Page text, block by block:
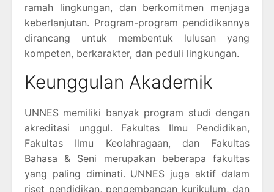
ramah lingkungan, dan berkomitmen menjaga
keberlanjutan. Program-program pendidikannya
dirancang untuk membentuk lulusan yang
kompeten, berkarakter, dan peduli lingkungan.
Keunggulan Akademik
UNNES memiliki banyak program studi dengan
akreditasi unggul. Fakultas Ilmu Pendidikan,
Fakultas Ilmu Keolahragaan, dan Fakultas
Bahasa & Seni merupakan beberapa fakultas
yang paling diminati. UNNES juga aktif dalam
riset pendidikan, pengembangan kurikulum, dan